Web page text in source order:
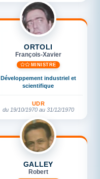
ORTOLI
François-Xavier
MINISTRE
Développement industriel et
scientifique
UDR
du 19/10/1970 au 31/12/1970
GALLEY
Robert